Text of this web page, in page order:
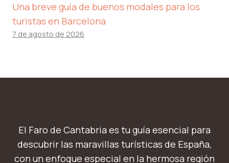
Una breve guía de buenos modales para los
turistas en Barcelona
7 de agosto de 2026
El Faro de Cantabria es tu guía esencial para
descubrir las maravillas turísticas de España,
con un enfoque especial en la hermosa región